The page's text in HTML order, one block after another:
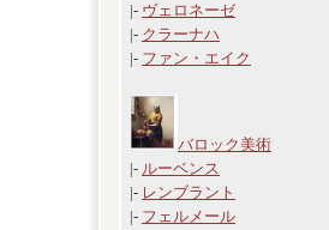
|- ヴェロネーゼ
|- クラーナハ
|- ファン・エイク
バロック美術
|- ルーベンス
|- レンブラント
|- フェルメール